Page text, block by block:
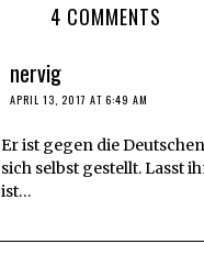
4 COMMENTS
nervig
APRIL 13, 2017 AT 6:49 AM
Er ist gegen die
sich selbst gestellt. Lasst
ist…